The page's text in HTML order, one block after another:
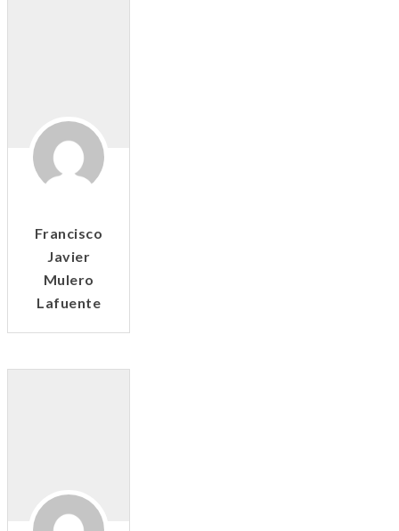
Francisco
Javier
Mulero
Lafuente